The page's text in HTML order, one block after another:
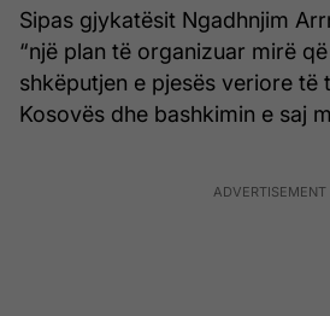
Sipas gjykatësit Ngadhnjim
“një plan të organizuar mirë
shkëputjen e pjesës veriore të
Kosovës dhe bashkimin e saj